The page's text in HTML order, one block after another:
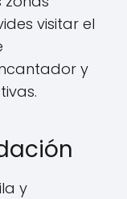
visitar el
y
y